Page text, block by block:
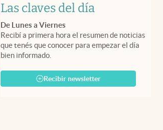
Las claves del día
De Lunes a Viernes
Recibí a primera hora el resumen de noticias
que tenés que conocer para empezar el día
bien informado.
Recibir newsletter